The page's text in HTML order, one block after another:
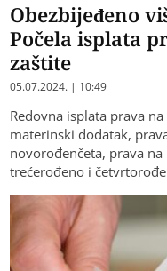
Obezbijeđeno
Počela isplata
zaštite
05.07.2024. | 10:49
Redovna isplata prava
materinski dodatak,
novorođenčeta, prava
trećerođeno i